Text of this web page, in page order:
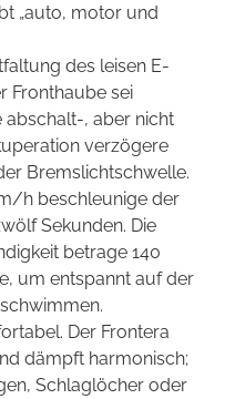
„auto, motor und
des leisen E-
Fronthaube sei
abschalt-, aber nicht
verzögere
Bremslichtschwelle.
h beschleunige der
Sekunden. Die
betrage 140
um entspannt auf der
Der Frontera
dämpft harmonisch;
Schlaglöcher oder